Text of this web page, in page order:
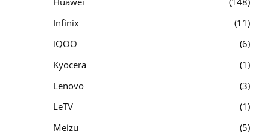
Infinix
11
iQOO
6
Kyocera
1
Lenovo
3
LeTV
1
Meizu
5